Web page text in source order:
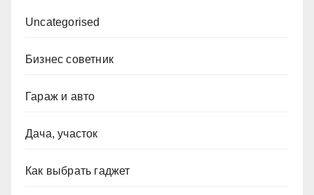
Uncategorised
Бизнес советник
Гараж и авто
Дача, участок
Как выбрать гаджет